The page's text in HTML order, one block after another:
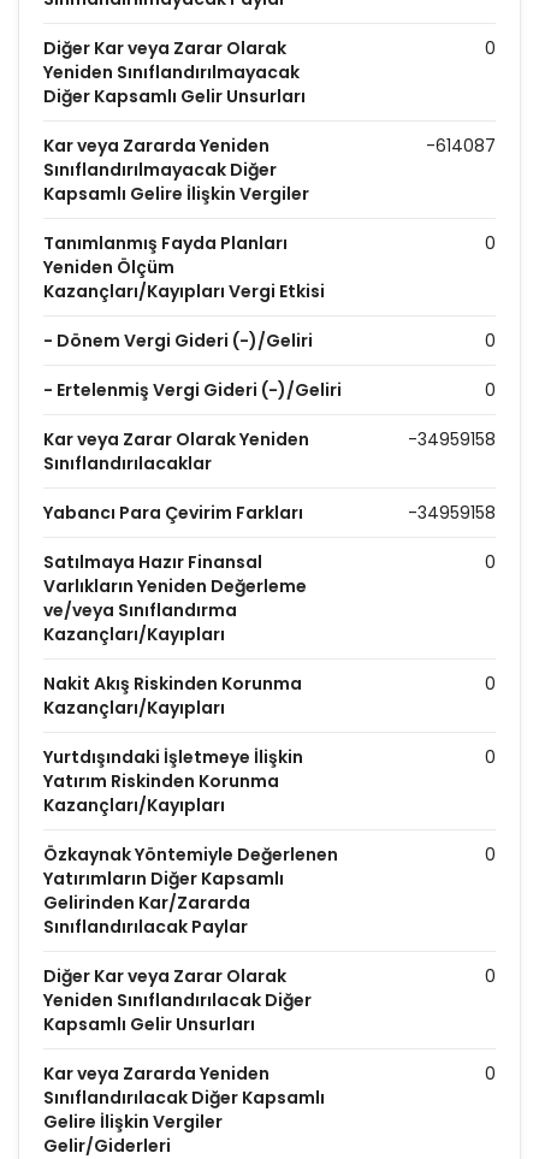
Diğer Kar veya Zarar Olarak
Yeniden Sınıflandırılmayacak
Diğer Kapsamlı Gelir Unsurları
0
Kar veya Zararda Yeniden
Sınıflandırılmayacak Diğer
Kapsamlı Gelire İlişkin Vergiler
-614087
Tanımlanmış Fayda Planları
Yeniden Ölçüm
Kazançları/Kayıpları Vergi Etkisi
0
- Dönem Vergi Gideri (-)/Geliri 0
- Ertelenmiş Vergi Gideri (-)/Geliri 0
Kar veya Zarar Olarak Yeniden
Sınıflandırılacaklar
-34959158
Yabancı Para Çevirim Farkları -34959158
Satılmaya Hazır Finansal
Varlıkların Yeniden Değerleme
ve/veya Sınıflandırma
Kazançları/Kayıpları
0
Nakit Akış Riskinden Korunma
Kazançları/Kayıpları
0
Yurtdışındaki İşletmeye İlişkin
Yatırım Riskinden Korunma
Kazançları/Kayıpları
0
Özkaynak Yöntemiyle Değerlenen
Yatırımların Diğer Kapsamlı
Gelirinden Kar/Zararda
Sınıflandırılacak Paylar
0
Diğer Kar veya Zarar Olarak
Yeniden Sınıflandırılacak Diğer
Kapsamlı Gelir Unsurları
0
Kar veya Zararda Yeniden
Sınıflandırılacak Diğer Kapsamlı
Gelire İlişkin Vergiler
Gelir/Giderleri
0